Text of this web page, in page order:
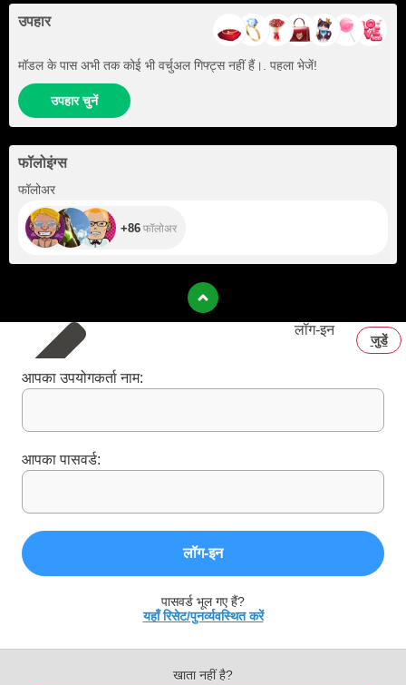
उपहार
मॉडल के पास अभी तक कोई भी वर्चुअल गिफ्ट्स नहीं हैं।. पहला भेजें!
उपहार चुनें
फॉलोइंग्स
फॉलोअर
+86 फॉलोअर
लॉग‑इन
जुडें
आपका उपयोगकर्ता नाम:
आपका पासवर्ड:
लॉग‑इन
पासवर्ड भूल गए हैं?
यहाँ रिसेट/पुनर्व्यवस्थित करें
खाता नहीं है?